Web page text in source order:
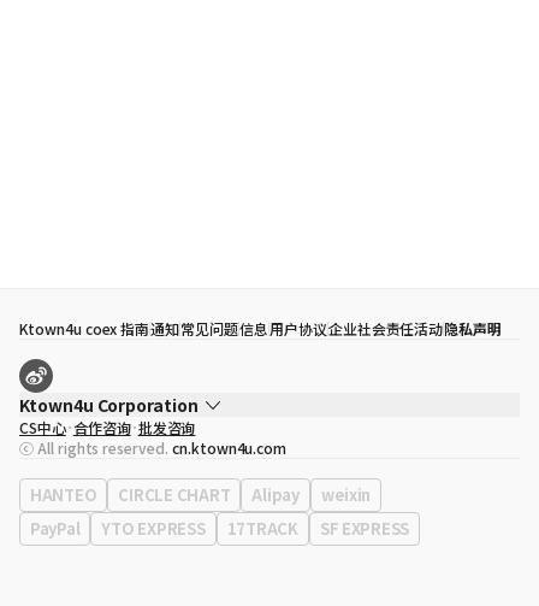
Ktown4u coex 指南通知常见问题信息用户协议企业社会责任活动隐私声明
Ktown4u Corporation
代表
宋効珉
营业执照 120-87-71116
公司地址 首尔特别市 江南区 岭东大路 513号 3楼 （三成洞， coex)
CS中心 合作咨询 批发咨询
ⓒ All rights reserved. cn.ktown4u.com
HANTEO CIRCLE CHART Alipay
weixin
PayPal
YTO EXPRESS 17TRACK SF EXPRESS